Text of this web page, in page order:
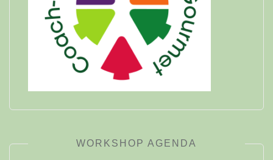
WORKSHOP AGENDA